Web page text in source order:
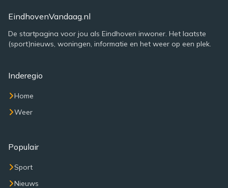
EindhovenVandaag.nl
De startpagina voor jou als Eindhoven inwoner. Het laatste
(sport)nieuws, woningen, informatie en het weer op een plek.
Inderegio
Home
Weer
Populair
Sport
Nieuws